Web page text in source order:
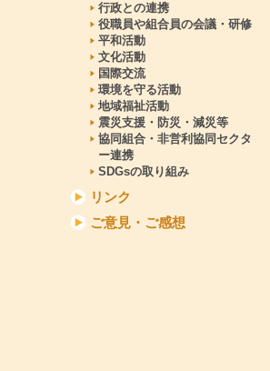
行政との連携
役職員や組合員の会議・研修
平和活動
文化活動
国際交流
環境を守る活動
地域福祉活動
震災支援・防災・減災等
協同組合・非営利協同セクタ
ー連携
SDGsの取り組み
リンク
ご意見・ご感想